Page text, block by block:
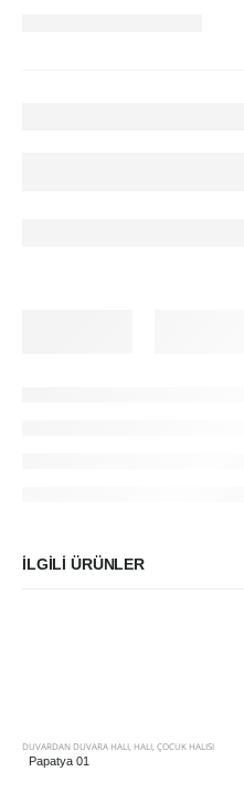
İLGILI ÜRÜNLER
DUVARDAN DUVARA HALI, HALI, ÇOCUK HALISI
Papatya 01